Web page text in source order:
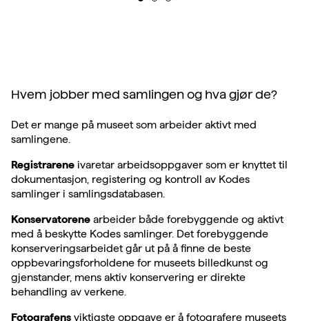
Hvem jobber med samlingen og hva gjør de?
Det er mange på museet som arbeider aktivt med
samlingene.
Registrarene ivaretar arbeidsoppgaver som er knyttet til
dokumentasjon, registering og kontroll av Kodes
samlinger i samlingsdatabasen.
Konservatorene arbeider både forebyggende og aktivt
med å beskytte Kodes samlinger. Det forebyggende
konserveringsarbeidet går ut på å finne de beste
oppbevaringsforholdene for museets billedkunst og
gjenstander, mens aktiv konservering er direkte
behandling av verkene.
Fotografens viktigste oppgave er å fotografere museets